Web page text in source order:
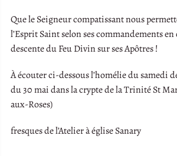
Que le Seigneur compatissant nous
l’Esprit Saint selon ses commandements en
descente du Feu Divin sur ses Apôtres !
À écouter ci-dessous l’homélie du samedi
du 30 mai dans la crypte de la Trinité St
aux-Roses)
fresques de l’Atelier à église Sanary